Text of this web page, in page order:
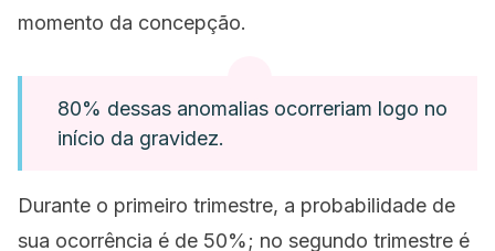
momento da concepção.
80% dessas anomalias ocorreriam logo no
início da gravidez.
Durante o primeiro trimestre, a probabilidade de
sua ocorrência é de 50%; no segundo trimestre é